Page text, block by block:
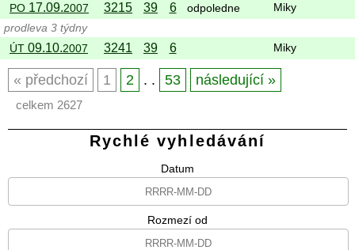
PO 17.09.2007 3215 39 6 odpoledne
Miky
prodleva 3 týdny
ÚT 09.10.2007 3241 39 6 Miky
předchozí 1 2 . . 53 následující
celkem 2627
Rychlé vyhledávání
Datum
Rozmezí od